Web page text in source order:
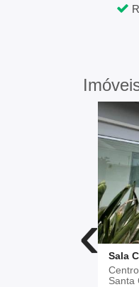
‹ Sala
Centro
Santa